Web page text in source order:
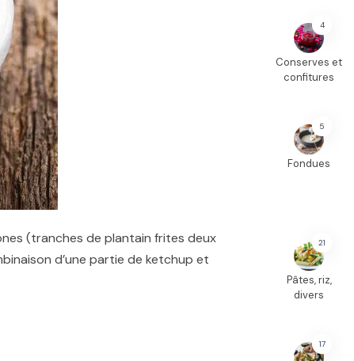
(tranches de plantain frites deux
d’une partie de ketchup et
4
Conserves et
confitures
5
Fondues
21
Pâtes, riz,
divers
17